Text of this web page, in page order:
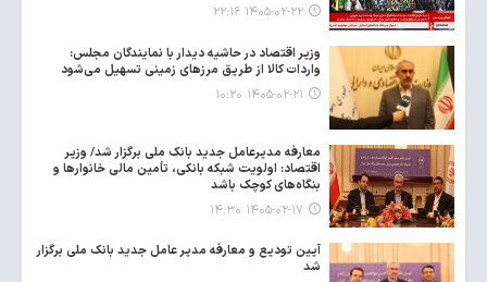
۱۴۰۵-۰۲-۲۲ ۲۲:۱۶
وزیر اقتصاد در حاشیه دیدار با نمایندگان مجلس:
واردات کالا از طریق مرزهای زمینی تسهیل می‌شود
۱۴۰۵-۰۲-۲۱ ۱۰:۲۰
معارفه مدیرعامل جدید بانک ملی برگزار شد/ وزیر
اقتصاد: اولویت شبکه بانکی، تأمین مالی خانوارها و
بنگاه‌های کوچک باشد
۱۴۰۵-۰۲-۱۷ ۱۴:۳۰
آیین تودیع و معارفه مدیر عامل جدید بانک ملی برگزار
شد